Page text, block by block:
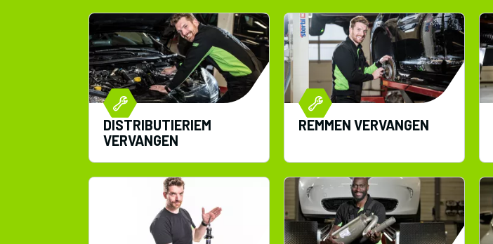
DISTRIBUTIERIEM
VERVANGEN
REMMEN VERVANGEN